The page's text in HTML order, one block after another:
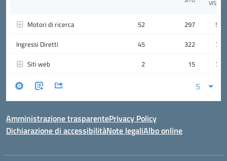
Amministrazione trasparentePrivacy Policy
Dichiarazione di accessibilitàNote legaliAlbo online